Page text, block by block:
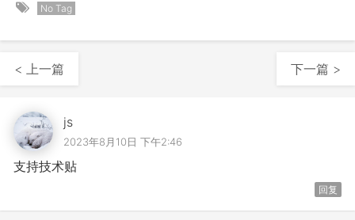
No Tag
< 上一篇 下一篇 >
js
2023年8月10日 下午2:46
支持技术贴
回复